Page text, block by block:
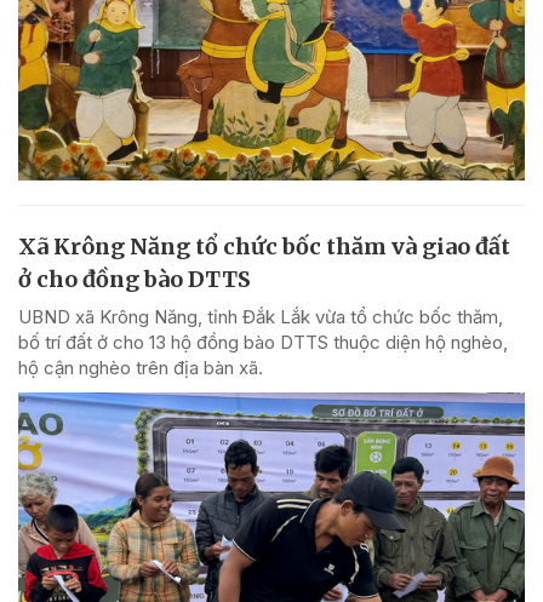
Xã Krông Năng tổ chức bốc thăm và giao đất
ở cho đồng bào DTTS
UBND xã Krông Năng, tỉnh Đắk Lắk vừa tổ chức bốc thăm,
bố trí đất ở cho 13 hộ đồng bào DTTS thuộc diện hộ nghèo,
hộ cận nghèo trên địa bàn xã.